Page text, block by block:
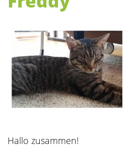
Hallo zusammen!